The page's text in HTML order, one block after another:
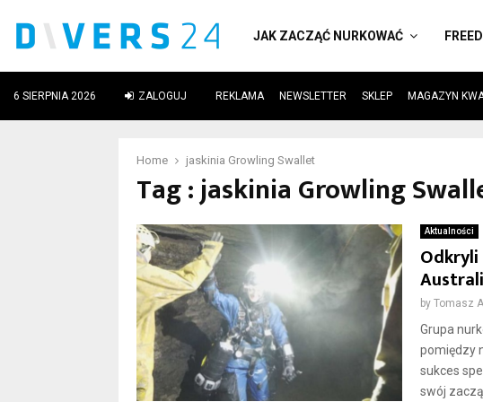
JAK ZACZĄĆ NURKOWAĆ
6 SIERPNIA 2026 ZALOGUJ REKLAMA NEWSLETTER SKLEP MAGAZYN
Home jaskinia Growling Swallet
Tag : jaskinia Growling
Aktualności
Odkryli
by Tomasz
Grupa
pomiędzy
sukces
swój